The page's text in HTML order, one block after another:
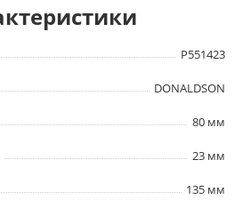
P551423
DONALDSON
80 мм
23 мм
135 мм